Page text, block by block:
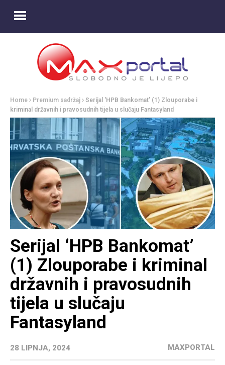
Home Premium sadržaj
Serijal ‘HPB Bankomat’ (1) Zlouporabe i
kriminal državnih i pravosudnih tijela u slučaju Fantasyland
Serijal ‘HPB Bankomat’
(1) Zlouporabe i kriminal
državnih i pravosudnih
tijela u slučaju
Fantasyland
28 LIPNJA, 2024 MAXPORTAL